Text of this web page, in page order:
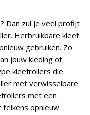
Dan zul je veel profijt
Herbruikbare kleef
gebruiken. Zo
jouw kleding of
kleefrollers die
met verwisselbare
met een
opnieuw